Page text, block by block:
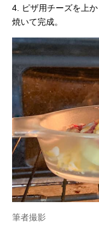
4. ピザ用チーズを上
焼いて完成。
筆者撮影